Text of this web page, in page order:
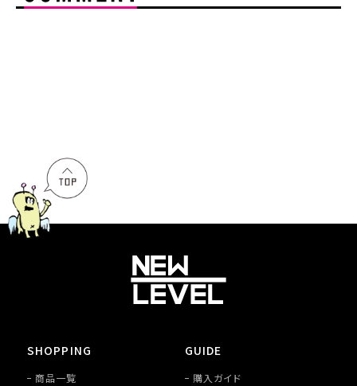
SHOPPING
商品一覧
GUIDE
購入ガイド